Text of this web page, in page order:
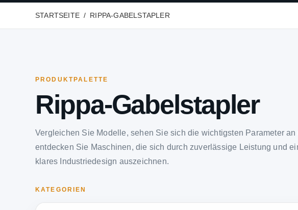
STARTSEITE RIPPA-GABELSTAPLER
PRODUKTPALETTE
Rippa-Gabelstapler
Vergleichen Sie Modelle, sehen Sie sich die wichtigsten Parameter an
entdecken Sie Maschinen, die sich durch zuverlässige Leistung und
klares Industriedesign auszeichnen.
KATEGORIEN